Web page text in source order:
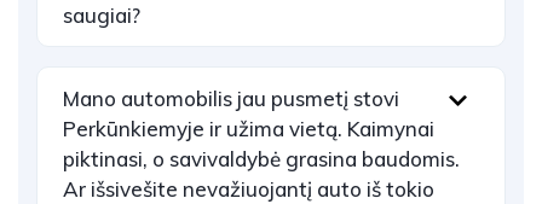
saugiai?
Mano automobilis jau pusmetį stovi
Perkūnkiemyje ir užima vietą. Kaimynai
piktinasi, o savivaldybė grasina baudomis.
Ar išsivešite nevažiuojantį auto iš tokio